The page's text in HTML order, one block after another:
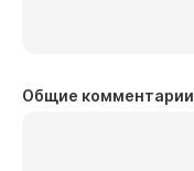
Общие комментарии